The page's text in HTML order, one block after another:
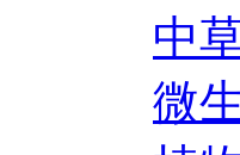
中
微